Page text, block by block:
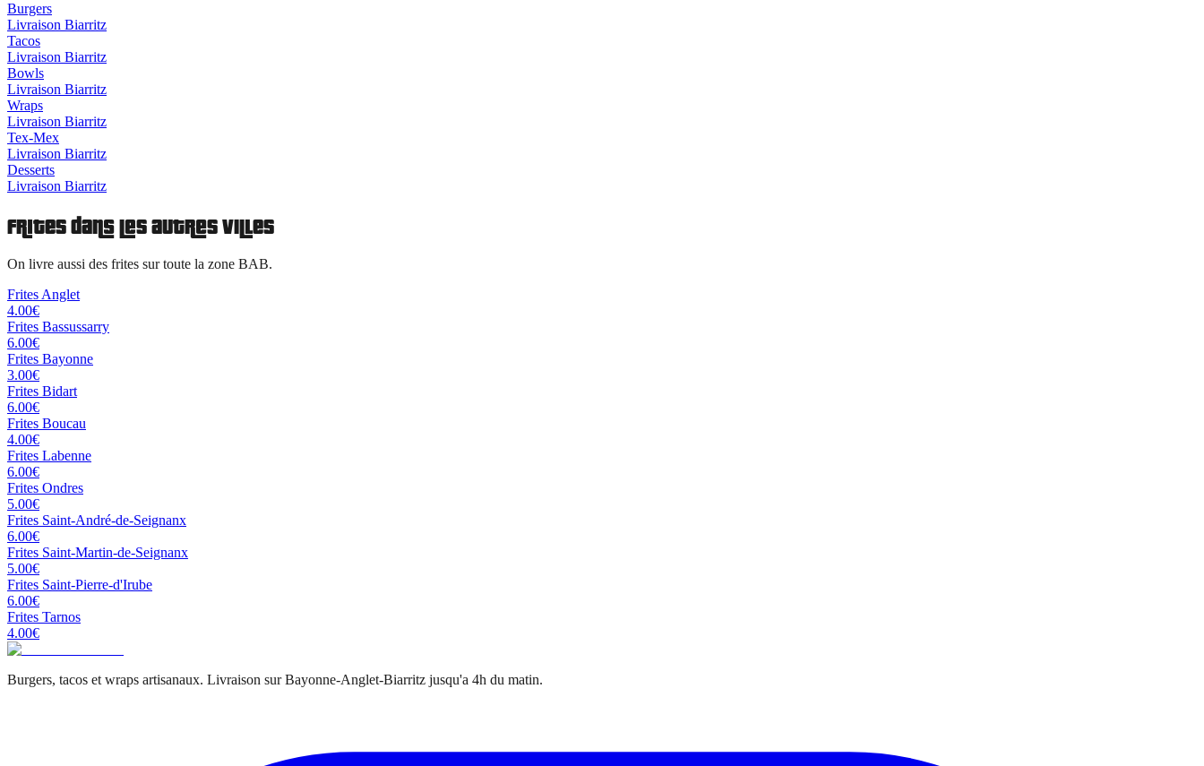
Burgers
Livraison Biarritz
Tacos
Livraison Biarritz
Bowls
Livraison Biarritz
Wraps
Livraison Biarritz
Tex-Mex
Livraison Biarritz
Desserts
Livraison Biarritz
Fritesdans les autres villes
On livre aussi des frites sur toute la zone BAB.
Frites Anglet
4.00€
Frites Bassussarry
6.00€
Frites Bayonne
3.00€
Frites Bidart
6.00€
Frites Boucau
4.00€
Frites Labenne
6.00€
Frites Ondres
5.00€
Frites Saint-André-de-Seignanx
6.00€
Frites Saint-Martin-de-Seignanx
5.00€
Frites Saint-Pierre-d'Irube
6.00€
Frites Tarnos
4.00€
Burgers, tacos et wraps artisanaux. Livraison sur Bayonne-Anglet-Biarritz jusqu'a 4h du matin.